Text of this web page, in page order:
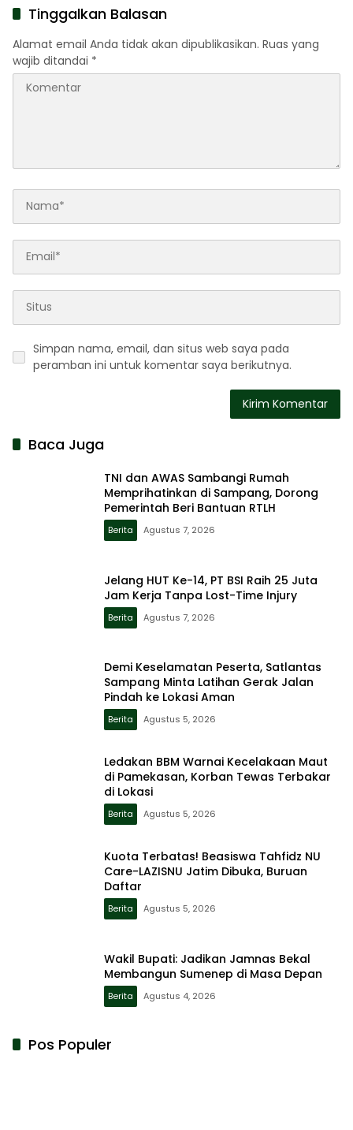
Tinggalkan Balasan
Alamat email Anda tidak akan dipublikasikan. Ruas yang
wajib ditandai *
Simpan nama, email, dan situs web saya pada
peramban ini untuk komentar saya berikutnya.
Baca Juga
TNI dan AWAS Sambangi Rumah
Memprihatinkan di Sampang, Dorong
Pemerintah Beri Bantuan RTLH
Berita Agustus 7, 2026
Jelang HUT Ke-14, PT BSI Raih 25 Juta
Jam Kerja Tanpa Lost-Time Injury
Berita Agustus 7, 2026
Demi Keselamatan Peserta, Satlantas
Sampang Minta Latihan Gerak Jalan
Pindah ke Lokasi Aman
Berita Agustus 5, 2026
Ledakan BBM Warnai Kecelakaan Maut
di Pamekasan, Korban Tewas Terbakar
di Lokasi
Berita Agustus 5, 2026
Kuota Terbatas! Beasiswa Tahfidz NU
Care-LAZISNU Jatim Dibuka, Buruan
Daftar
Berita Agustus 5, 2026
Wakil Bupati: Jadikan Jamnas Bekal
Membangun Sumenep di Masa Depan
Berita Agustus 4, 2026
Pos Populer